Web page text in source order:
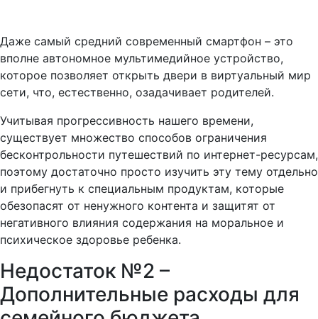
Даже самый средний современный смартфон – это
вполне автономное мультимедийное устройство,
которое позволяет открыть двери в виртуальный мир
сети, что, естественно, озадачивает родителей.
Учитывая прогрессивность нашего времени,
существует множество способов ограничения
бесконтрольности путешествий по интернет-ресурсам,
поэтому достаточно просто изучить эту тему отдельно
и прибегнуть к специальным продуктам, которые
обезопасят от ненужного контента и защитят от
негативного влияния содержания на моральное и
психическое здоровье ребенка.
Недостаток №2 –
Дополнительные расходы для